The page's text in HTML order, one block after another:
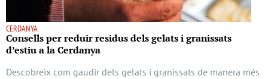
CERDANYA
Consells per reduir residus dels gelats i granissats
d’estiu a la Cerdanya
Descobreix com gaudir dels gelats i granissats de manera més